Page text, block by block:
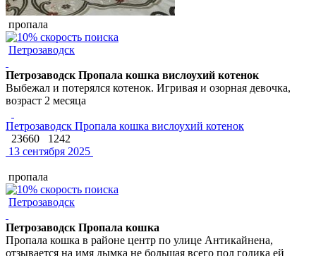
пропала
Петрозаводск
Петрозаводск Пропала кошка вислоухий котенок
Выбежал и потерялся котенок. Игривая и озорная девочка,
возраст 2 месяца
Петрозаводск Пропала кошка вислоухий котенок
23660
1242
13 сентября 2025
пропала
Петрозаводск
Петрозаводск Пропала кошка
Пропала кошка в районе центр по улице Антикайнена,
отзывается на имя дымка не большая всего пол годика ей